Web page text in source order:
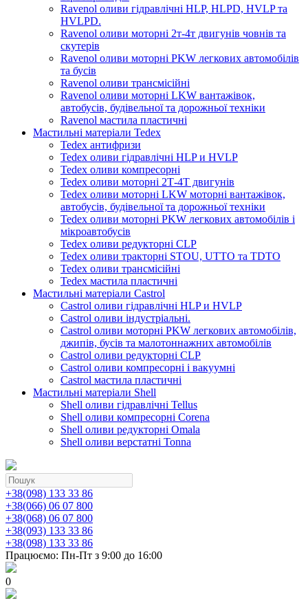
Ravenol оливи гідравлічні HLP, HLPD, HVLP та
HVLPD.
Ravenol оливи моторні 2т-4т двигунів човнів та
скутерів
Ravenol оливи моторні PKW легкових автомобілів
та бусів
Ravenol оливи трансмісійні
Ravenol оливи моторні LKW вантажівок,
автобусів, будівельної та дорожньої техніки
Ravenol мастила пластичні
Мастильні матеріали Tedex
Tedex антифризи
Tedex оливи гідравлічні HLP и HVLP
Tedex оливи компресорні
Tedex оливи моторні 2Т-4Т двигунів
Tedex оливи моторні LKW моторні вантажівок,
автобусів, будівельної та дорожньої техніки
Tedex оливи моторні PKW легкових автомобілів і
мікроавтобусів
Tedex оливи редукторні CLP
Tedex оливи тракторні STOU, UTTO та TDTO
Tedex оливи трансмісійні
Tedex мастила пластичні
Мастильні матеріали Castrol
Castrol оливи гідравлічні HLP и HVLP
Castrol оливи індустріальні.
Castrol оливи моторні PKW легкових автомобілів,
джипів, бусів та малотоннажних автомобілів
Castrol оливи редукторні CLP
Castrol оливи компресорні і вакуумні
Castrol мастила пластичні
Мастильні матеріали Shell
Shell оливи гідравлічні Tellus
Shell оливи компресорні Corena
Shell оливи редукторні Omala
Shell оливи верстатні Tonna
+38(098) 133 33 86
+38(066) 06 07 800
+38(068) 06 07 800
+38(093) 133 33 86
+38(098) 133 33 86
Працюємо: Пн-Пт з 9:00 до 16:00
0